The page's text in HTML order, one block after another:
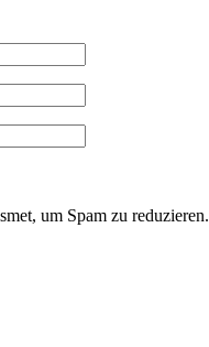
um Spam zu reduzieren.